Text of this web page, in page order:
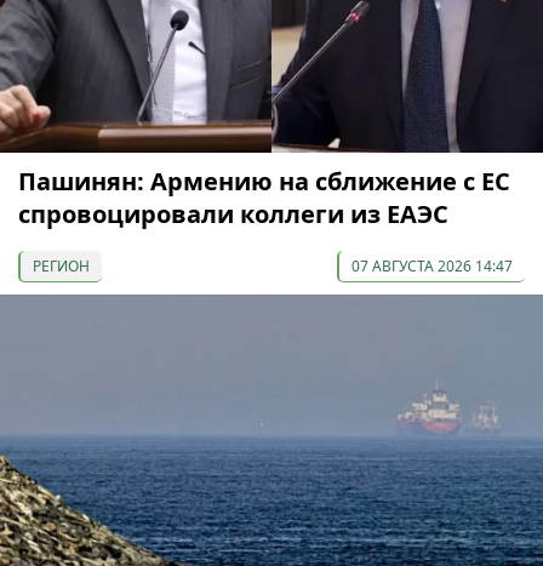
Пашинян: Армению на сближение с ЕС
спровоцировали коллеги из ЕАЭС
РЕГИОН 07 АВГУСТА 2026 14:47